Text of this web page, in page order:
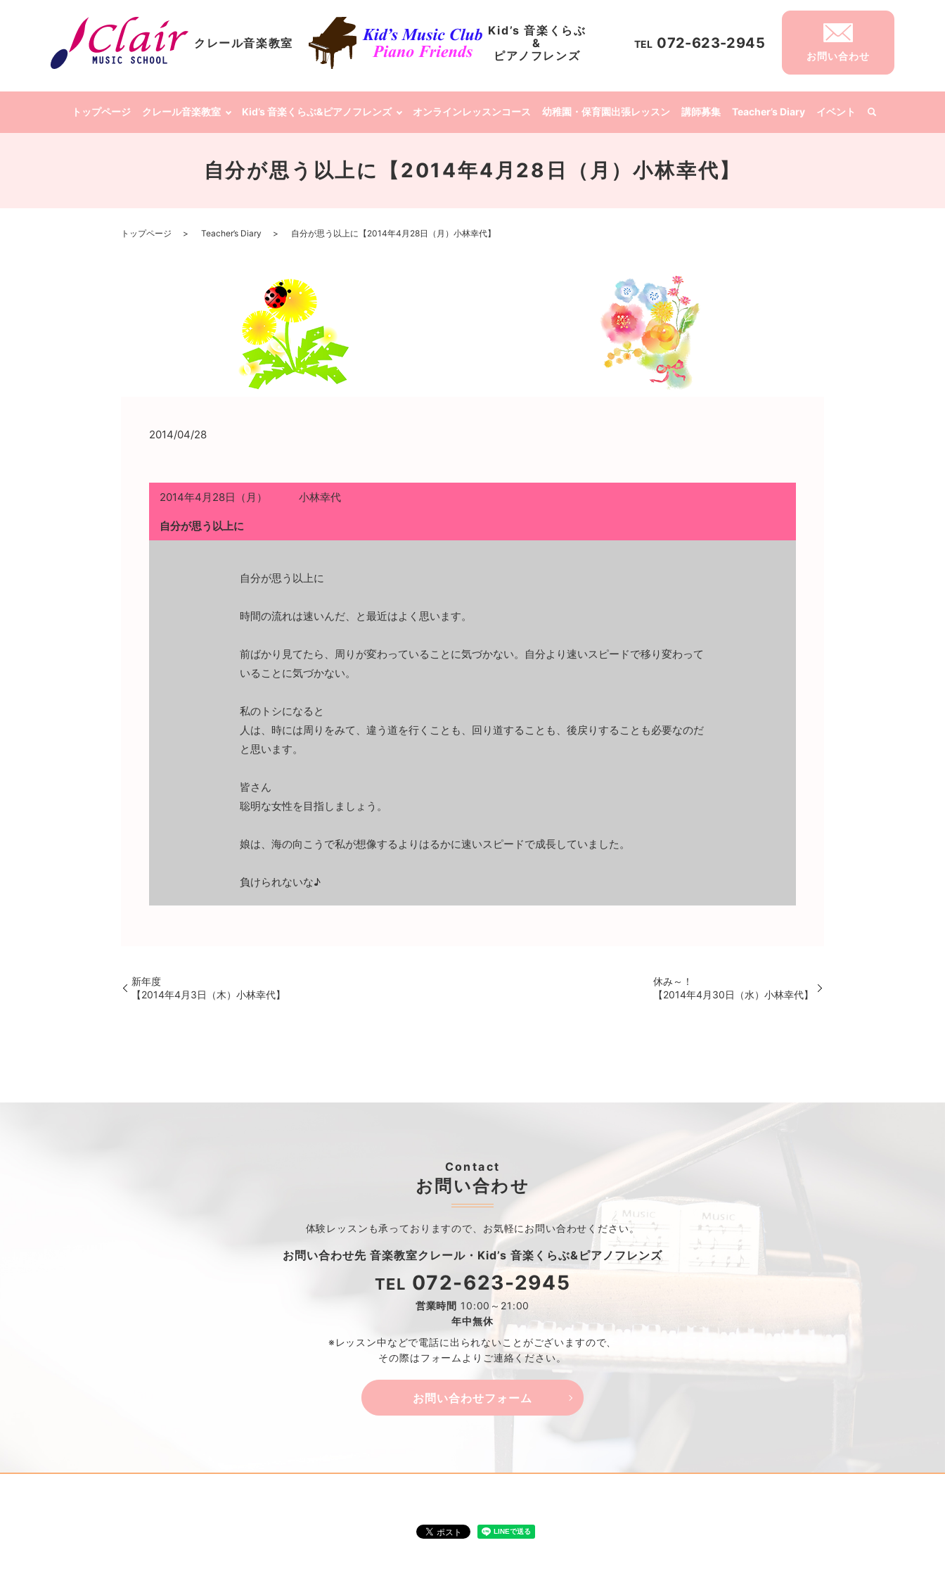
クレール音楽教室
Kid’s 音楽くらぶ
&
ピアノフレンズ
トップページ クレール音楽教室 Kid’s 音楽くらぶ&ピアノフレンズ オンラインレッスンコース 幼稚園・保育園出張レッスン 講師募集 Teacher’s Diary イベント
TEL 072-623-2945
お問い合わせ
自分が思う以上に【2014年4月28日（月）小林幸代】
トップページ Teacher’s Diary 自分が思う以上に【2014年4月28日（月）小林幸代】
2014/04/28
2014年4月28日（月） 小林幸代
自分が思う以上に
自分が思う以上に
時間の流れは速いんだ、と最近はよく思います。
前ばかり見てたら、周りが変わっていることに気づかない。自分より速いスピードで移り変わって
いることに気づかない。
私のトシになると
人は、時には周りをみて、違う道を行くことも、回り道することも、後戻りすることも必要なのだ
と思います。
皆さん
聡明な女性を目指しましょう。
娘は、海の向こうで私が想像するよりはるかに速いスピードで成長していました。
負けられないな♪
新年度
【2014年4月3日（木）小林幸代】
休み～！
【2014年4月30日（水）小林幸代】
Contact
お問い合わせ
体験レッスンも承っておりますので、 お気軽にお問い合わせください。
お問い合わせ先 音楽教室クレール・ Kid’s 音楽くらぶ&ピアノフレンズ
TEL 072-623-2945
営業時間 10:00～21:00
年中無休
※レッスン中などで電話に出られないことがございますので、
その際はフォームよりご連絡ください。
お問い合わせフォーム